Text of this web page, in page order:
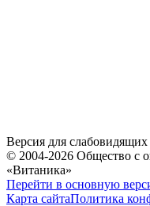
Версия для слабовидящих
© 2004-2026 Общество с
«Витаника»
Перейти в основную
Карта сайтаПолитика